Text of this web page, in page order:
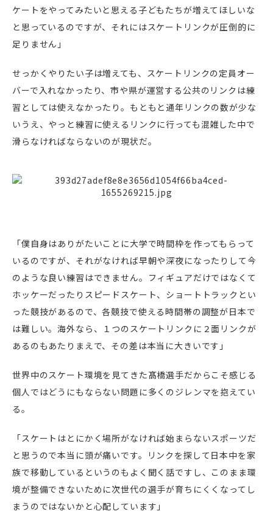
ケートをやってみたいと思える子どもたちが増えてほしいな
と思っているのですが、それにはスケートリンクが圧倒的に
足りません」
せっかくやりたい子は増えても、スケートリンクの定員オー
バーで入れなかったり、市や県が運営する公共のリンクは練
習としては使えなかったり。もともと通年リンクの数が少な
いうえ、やっと練習に使えるリンクに行っても混雑した中で
滑らなければならないのが現状だ。
「僕自身はありがたいことに大学で時間枠を作ってもらって
いるのですが、それがなければ早朝や深夜になったりして今
のような良い練習はできません。フィギュアだけではなくて
ホッケーだったりスピードスケート、ショートトラックとい
った競技があるので、各競技で使える時間帯の調整が日本で
は難しい。海外なら、１つのスケートリンクに２面リンクが
あるのもあたりまえで、その差は本当に大きいです」
世界中のスケート環境を見てきた髙橋選手だからこそ感じる
個人ではどうにもならない問題に多くのジレンマを抱えてい
る。
「スケートはとにかく場所がなければ始まらないスポーツだ
と思うので本当に頭が痛いです。リンクを探して日本中を家
族で移動しているというのもよく聞く話ですし、このまま環
境が整備できないために次世代の選手が育ちにくくなってし
まうのではないかと心配しています」